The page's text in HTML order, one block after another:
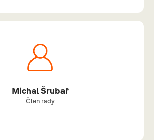
Michal Šrubař
Člen rady